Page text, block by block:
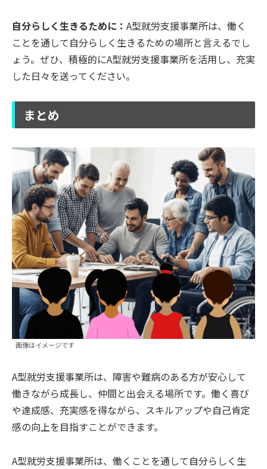
自分らしく生きるために： A型就労支援事業所は、働く
ことを通して自分らしく生きるための場所と言えるでし
ょう。ぜひ、積極的にA型就労支援事業所を活用し、充実
した日々を送ってください。
まとめ
画像はイメージです
A型就労支援事業所は、障害や難病のある方が安心して
働きながら成長し、仲間と出会える場所です。働く喜び
や達成感、充実感を得ながら、スキルアップや自己肯定
感の向上を目指すことができます。
A型就労支援事業所は、働くことを通して自分らしく生